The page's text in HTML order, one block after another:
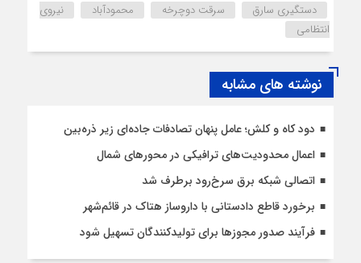
دستگیری سارق سرقت دوچرخه محمودآباد
نیروی
انتظامی
نوشته های مشابه
دود کاه و کلش؛ عامل پنهان تصادفات جاده‌ای زیر ذره‌بین
اعمال محدودیت‌‌های ترافیکی در محورهای شمال
اتصالی شبکه برق سرخ‌رود برطرف شد
برخورد قاطع دادستانی با داروساز هتاک در قائم‌شهر
فرآیند صدور مجوزها برای تولیدکنندگان تسهیل شود